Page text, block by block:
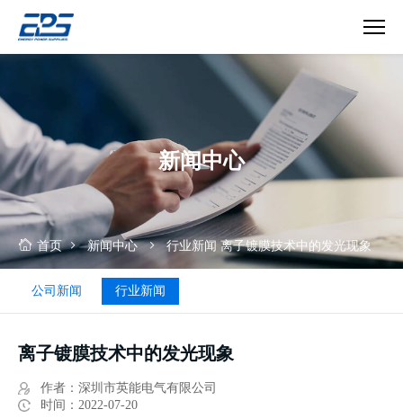
镀
技
术
中
的
发
现
新闻中心
首页 新闻中心 行业新闻 离子镀膜技术中的发光现象
公司新闻 行业新闻
离子镀膜技术中的发光现象
作者：深圳市英能电气有限公司
时间：2022-07-20